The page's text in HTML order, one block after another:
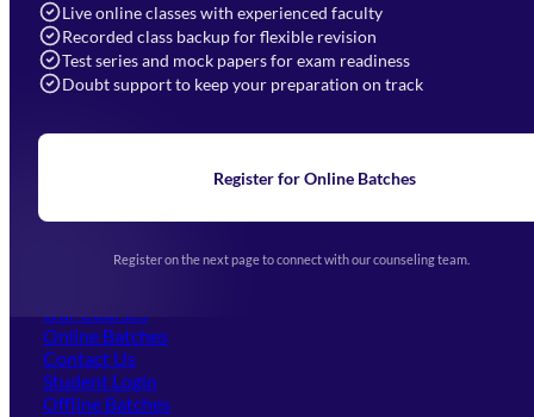
Live online classes with experienced faculty
Recorded class backup for flexible revision
Test series and mock papers for exam readiness
Doubt support to keep your preparation on track
Register for Online Batches
Register on the next page to connect with our counseling team.
Navigation
Home
Blogs
Upcoming Exams
(opens in new tab)
Our Courses
Online Batches
Contact Us
Student Login
Offline Batches